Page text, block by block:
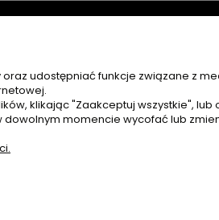
MOJE KONTO
udostępniać funkcje związane z
klikając "Zaakceptuj wszystkie", lub
momencie wycofać lub